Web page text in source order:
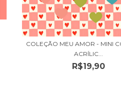
COLEÇÃO MEU AMOR - MINI
ACRÍLIC...
R$19,90